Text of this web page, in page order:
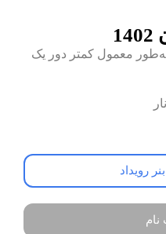
معمول کمتر دور یک
رویداد
نام